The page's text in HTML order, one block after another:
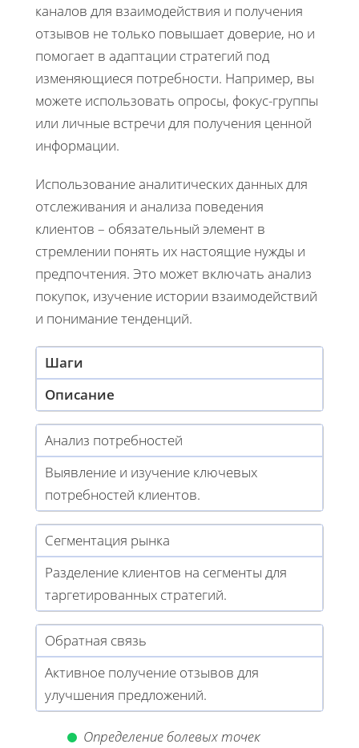
каналов для взаимодействия и получения
отзывов не только повышает доверие, но и
помогает в адаптации стратегий под
изменяющиеся потребности. Например, вы
можете использовать опросы, фокус-группы
или личные встречи для получения ценной
информации.
Использование аналитических данных для
отслеживания и анализа поведения
клиентов – обязательный элемент в
стремлении понять их настоящие нужды и
предпочтения. Это может включать анализ
покупок, изучение истории взаимодействий
и понимание тенденций.
Шаги
Описание
Анализ потребностей
Выявление и изучение ключевых
потребностей клиентов.
Сегментация рынка
Разделение клиентов на сегменты для
таргетированных стратегий.
Обратная связь
Активное получение отзывов для
улучшения предложений.
Определение болевых точек